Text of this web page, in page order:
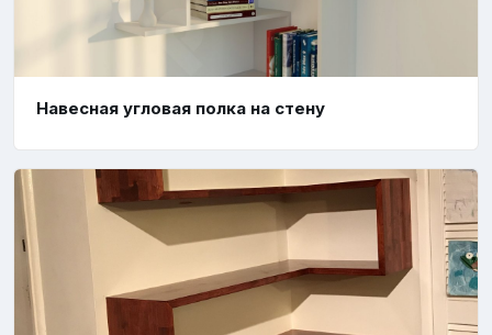
Навесная угловая полка на стену